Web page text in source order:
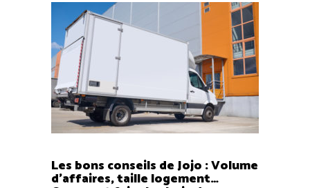
Les bons conseils de Jojo : Volume
d’affaires, taille logement…